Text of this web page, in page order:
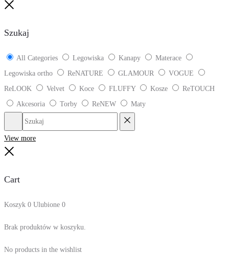
Szukaj
All Categories Legowiska Kanapy
Materace
Legowiska ortho
ReNATURE GLAMOUR
VOGUE
ReLOOK
Velvet Koce FLUFFY Kosze
ReTOUCH
Akcesoria
Torby ReNEW Maty
Szukaj
View more
Cart
Koszyk 0 Ulubione 0
Brak produktów w koszyku.
No products in the wishlist